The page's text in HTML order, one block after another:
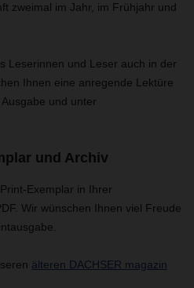
zweimal im Jahr, im Frühjahr und
Leserinnen und Leser auch in der
Ihnen eine anregende Lektüre
und unter
und Archiv
Exemplar in Ihrer
Wir wünschen Ihnen viel Freude
älteren DACHSER magazin